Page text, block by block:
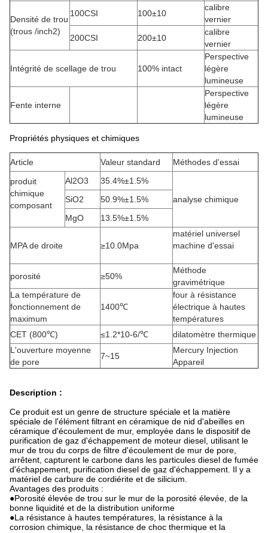
Densité de trou
(trous /inch2)
100CSI 100±10
calibre
vernier
200CSI
200±10
calibre
vernier
Intégrité de scellage de trou 100% intact
Perspective
légère
lumineuse
Fente interne
Perspective
légère
lumineuse
Propriétés physiques et chimiques
Article Valeur standard
Méthodes d'essai
produit
chimique
composant
Al2O3
35.4%±1.5%
analyse chimique
SiO2
50.9%±1.5%
MgO
13.5%±1.5%
MPA de droite ≥10.0Mpa
matériel universel
machine d'essai
porosité ≥50%
Méthode
gravimétrique
La température de
fonctionnement de
maximum
1400℃
four à résistance
électrique à hautes
températures
CET (800℃)
≤1.2*10-6/℃
dilatomètre thermique
L'ouverture moyenne
de pore
7~15
Mercury Injection
Appareil
Description :
Ce produit est un genre de structure spéciale et la matière
spéciale de l'élément filtrant en céramique de nid d'abeilles en
céramique d'écoulement de mur, employée dans le dispositif de
purification de gaz d'échappement de moteur diesel, utilisant le
mur de trou du corps de filtre d'écoulement de mur de pore,
arrêtent, capturent le carbone dans les particules diesel de fumée
d'échappement, purification diesel de gaz d'échappement. Il y a
matériel de carbure de cordiérite et de silicium.
Avantages des produits :
●Porosité élevée de trou sur le mur de la porosité élevée, de la
bonne liquidité et de la distribution uniforme
●La résistance à hautes températures, la résistance à la
corrosion chimique, la résistance de choc thermique et la